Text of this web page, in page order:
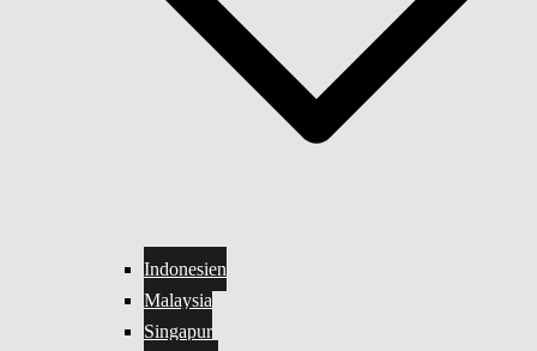
Indonesien
Malaysia
Singapur